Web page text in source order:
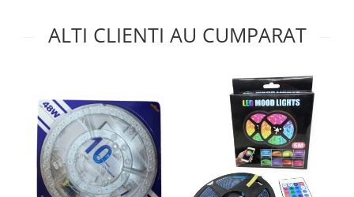
ALTI CLIENTI AU CUMPARAT